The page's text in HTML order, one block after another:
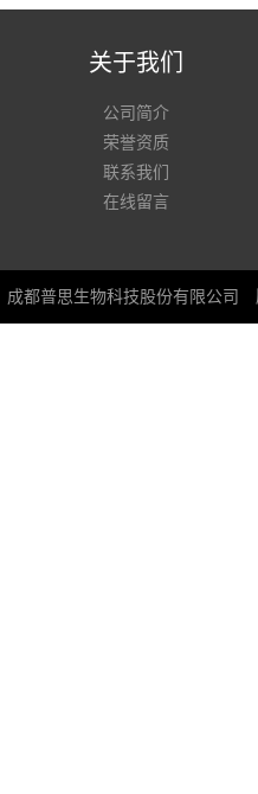
关于我们
公司简介
荣誉资质
联系我们
在线留言
成都普思生物科技股份有限公司